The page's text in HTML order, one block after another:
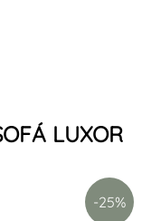
LUXOR
-25%